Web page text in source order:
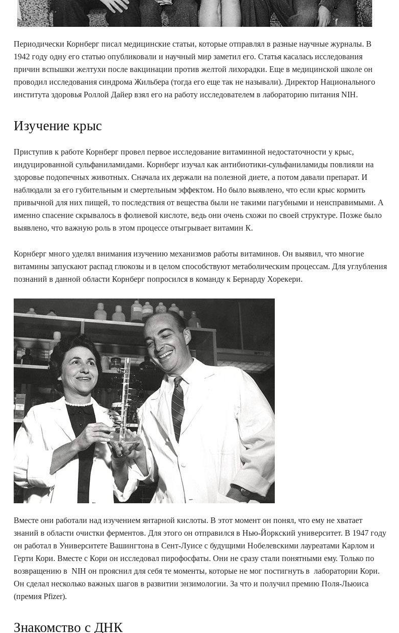
Периодически Корнберг писал медицинские статьи, которые отправлял в разные научные журналы. В
1942 году одну его статью опубликовали и научный мир заметил его. Статья касалась исследования
причин вспышки желтухи после вакцинации против желтой лихорадки. Еще в медицинской школе он
проводил исследования синдрома Жильбера (тогда его еще так не называли). Директор Национального
института здоровья Роллой Дайер взял его на работу исследователем в лабораторию питания NIH.
Изучение крыс
Приступив к работе Корнберг провел первое исследование витаминной недостаточности у крыс,
индуцированной сульфаниламидами. Корнберг изучал как антибиотики-сульфаниламиды повлияли на
здоровье подопечных животных. Сначала их держали на полезной диете, а потом давали препарат. И
наблюдали за его губительным и смертельным эффектом. Но было выявлено, что если крыс кормить
привычной для них пищей, то последствия от вещества были не такими пагубными и неисправимыми. А
именно спасение скрывалось в фолиевой кислоте, ведь они очень схожи по своей структуре. Позже было
выявлено, что важную роль в этом процессе отыгрывает витамин К.
Корнберг много уделял внимания изучению механизмов работы витаминов. Он выявил, что многие
витамины запускают распад глюкозы и в целом способствуют метаболическим процессам. Для углубления
познаний в данной области Корнберг попросился в команду к Бернарду Хорекери.
Вместе они работали над изучением янтарной кислоты. В этот момент он понял, что ему не хватает
знаний в области очистки ферментов. Для этого он отправился в Нью-Йоркский университет. В 1947 году
он работал в Университете Вашингтона в Сент-Луисе с будущими Нобелевскими лауреатами Карлом и
Герти Кори. Вместе с Кори он исследовал пирофосфаты. Они не сразу стали понятными ему. Только по
возвращению в NIH он прояснил для себя те моменты, которые не мог постигнуть в лаборатории Кори.
Он сделал несколько важных шагов в развитии энзимологии. За что и получил премию Поля-Льюиса
(премия Pfizer).
Знакомство с ДНК